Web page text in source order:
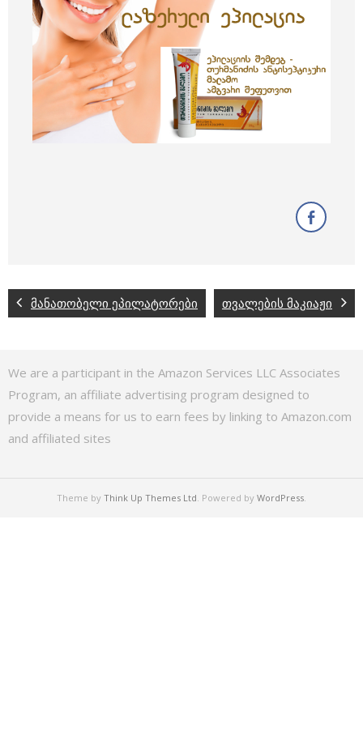
მანათობელი ეპილატორები თვალების მაკიაჟი
We are a participant in the Amazon Services LLC Associates
Program, an affiliate advertising program designed to
provide a means for us to earn fees by linking to Amazon.com
and affiliated sites
Theme by Think Up Themes Ltd. Powered by WordPress.